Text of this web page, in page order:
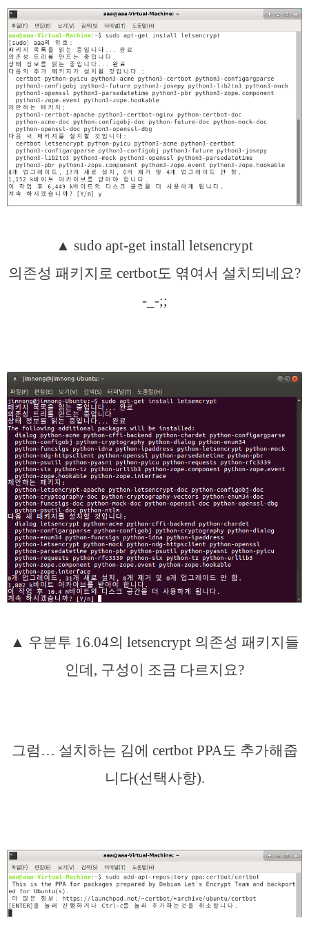
▲ sudo apt-get install letsencrypt
의존성 패키지로 certbot도 엮여서 설치되네요?
-_-;;
▲ 우분투 16.04의 letsencrypt 의존성 패키지들
인데, 구성이 조금 다르지요?
그럼… 설치하는 김에 certbot PPA도 추가해줍
니다(선택사항).